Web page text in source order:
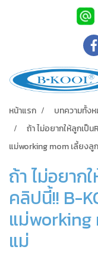
หน้าแรก บทความทั้ง
ถ้า ไม่อยากให้ลูกเป็
แม่working mom เลี้ยงลู
ถ้า ไม่อยาก
คลิปนี้!! B-
แม่working
แม่